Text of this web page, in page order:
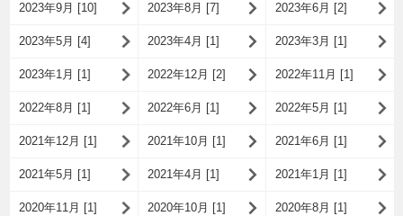
2023年9月 [10] 2023年8月 [7] 2023年6月 [2]
2023年5月 [4] 2023年4月 [1] 2023年3月 [1]
2023年1月 [1] 2022年12月 [2] 2022年11月 [1]
2022年8月 [1] 2022年6月 [1] 2022年5月 [1]
2021年12月 [1] 2021年10月 [1] 2021年6月 [1]
2021年5月 [1] 2021年4月 [1] 2021年1月 [1]
2020年11月 [1] 2020年10月 [1] 2020年8月 [1]